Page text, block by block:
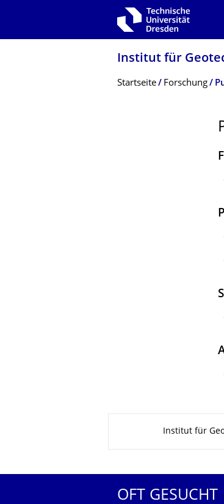
Zur Hauptnavigation springen
Institut für
Breadcrumb-Menü
Startseite Forschung
Institut für
OFT GESUCHT